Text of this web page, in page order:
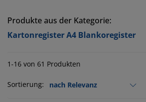
Produkte aus der Kategorie:
Kartonregister A4 Blankoregister
1-16 von 61 Produkten
Sortierung: